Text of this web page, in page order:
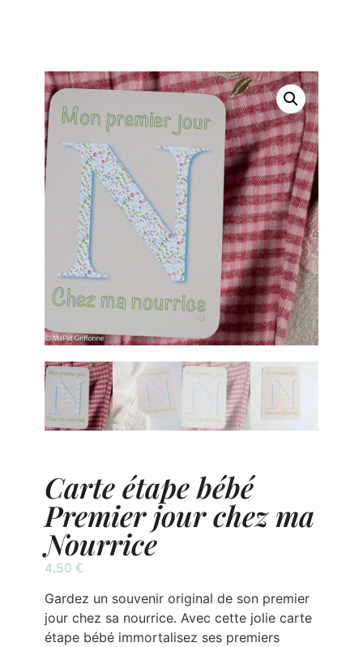
Carte étape bébé
Premier jour chez ma
Nourrice
4,50 €
Gardez un souvenir original de son premier
jour chez sa nourrice. Avec cette jolie carte
étape bébé immortalisez ses premiers